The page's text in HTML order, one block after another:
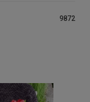
9872